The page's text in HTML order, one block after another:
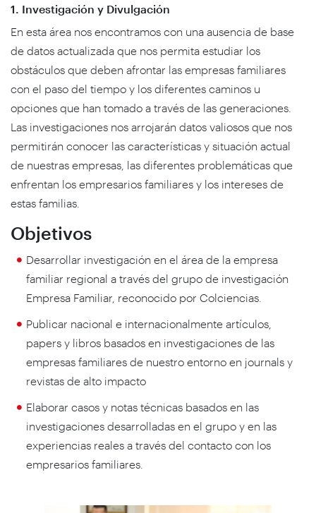
1. Investigación y Divulgación
En esta área nos encontramos con una ausencia de base
de datos actualizada que nos permita estudiar los
obstáculos que deben afrontar las empresas familiares
con el paso del tiempo y los diferentes caminos u
opciones que han tomado a través de las generaciones.
Las investigaciones nos arrojarán datos valiosos que nos
permitirán conocer las características y situación actual
de nuestras empresas, las diferentes problemáticas que
enfrentan los empresarios familiares y los intereses de
estas familias.
Objetivos
Desarrollar investigación en el área de la empresa
familiar regional a través del grupo de investigación
Empresa Familiar, reconocido por Colciencias.
Publicar nacional e internacionalmente artículos,
papers y libros basados en investigaciones de las
empresas familiares de nuestro entorno en journals y
revistas de alto impacto
Elaborar casos y notas técnicas basados en las
investigaciones desarrolladas en el grupo y en las
experiencias reales a través del contacto con los
empresarios familiares.